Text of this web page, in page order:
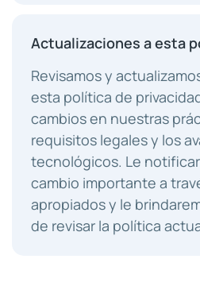
Actualizaciones a esta
Revisamos y
esta política de
cambios en nuestras
requisitos legales y los
tecnológicos. Le
cambio importante a
apropiados y le
de revisar la política